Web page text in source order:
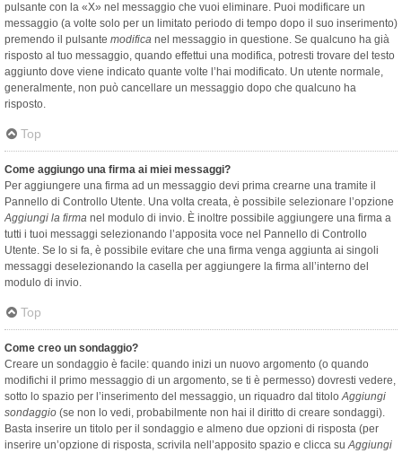
pulsante con la «X» nel messaggio che vuoi eliminare. Puoi modificare un
messaggio (a volte solo per un limitato periodo di tempo dopo il suo inserimento)
premendo il pulsante modifica nel messaggio in questione. Se qualcuno ha già
risposto al tuo messaggio, quando effettui una modifica, potresti trovare del testo
aggiunto dove viene indicato quante volte l’hai modificato. Un utente normale,
generalmente, non può cancellare un messaggio dopo che qualcuno ha
risposto.
Top
Come aggiungo una firma ai miei messaggi?
Per aggiungere una firma ad un messaggio devi prima crearne una tramite il
Pannello di Controllo Utente. Una volta creata, è possibile selezionare l’opzione
Aggiungi la firma nel modulo di invio. È inoltre possibile aggiungere una firma a
tutti i tuoi messaggi selezionando l’apposita voce nel Pannello di Controllo
Utente. Se lo si fa, è possibile evitare che una firma venga aggiunta ai singoli
messaggi deselezionando la casella per aggiungere la firma all’interno del
modulo di invio.
Top
Come creo un sondaggio?
Creare un sondaggio è facile: quando inizi un nuovo argomento (o quando
modifichi il primo messaggio di un argomento, se ti è permesso) dovresti vedere,
sotto lo spazio per l’inserimento del messaggio, un riquadro dal titoloAggiungi
sondaggio (se non lo vedi, probabilmente non hai il diritto di creare sondaggi).
Basta inserire un titolo per il sondaggio e almeno due opzioni di risposta (per
inserire un’opzione di risposta, scrivila nell’apposito spazio e clicca suAggiungi